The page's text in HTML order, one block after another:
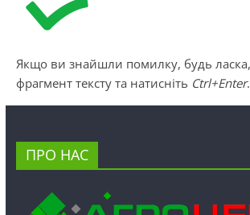
Якщо ви знайшли помилку, будь ласка,
фрагмент тексту та натисніть Ctrl+Enter.
ПРО НАС